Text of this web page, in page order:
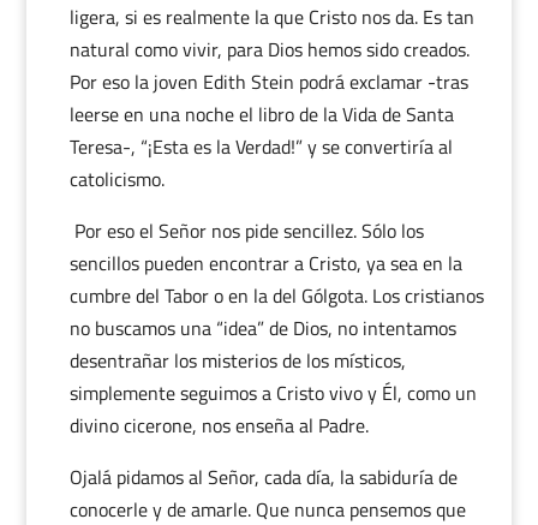
ligera, si es realmente la que Cristo nos da. Es tan
natural como vivir, para Dios hemos sido creados.
Por eso la joven Edith Stein podrá exclamar -tras
leerse en una noche el libro de la Vida de Santa
Teresa-, “¡Esta es la Verdad!” y se convertiría al
catolicismo.
Por eso el Señor nos pide sencillez. Sólo los
sencillos pueden encontrar a Cristo, ya sea en la
cumbre del Tabor o en la del Gólgota. Los cristianos
no buscamos una “idea” de Dios, no intentamos
desentrañar los misterios de los místicos,
simplemente seguimos a Cristo vivo y Él, como un
divino cicerone, nos enseña al Padre.
Ojalá pidamos al Señor, cada día, la sabiduría de
conocerle y de amarle. Que nunca pensemos que